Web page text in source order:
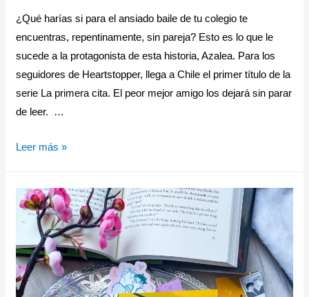
¿Qué harías si para el ansiado baile de tu colegio te
encuentras, repentinamente, sin pareja? Esto es lo que le
sucede a la protagonista de esta historia, Azalea. Para los
seguidores de Heartstopper, llega a Chile el primer título de la
serie La primera cita. El peor mejor amigo los dejará sin parar
de leer. …
Leer más »